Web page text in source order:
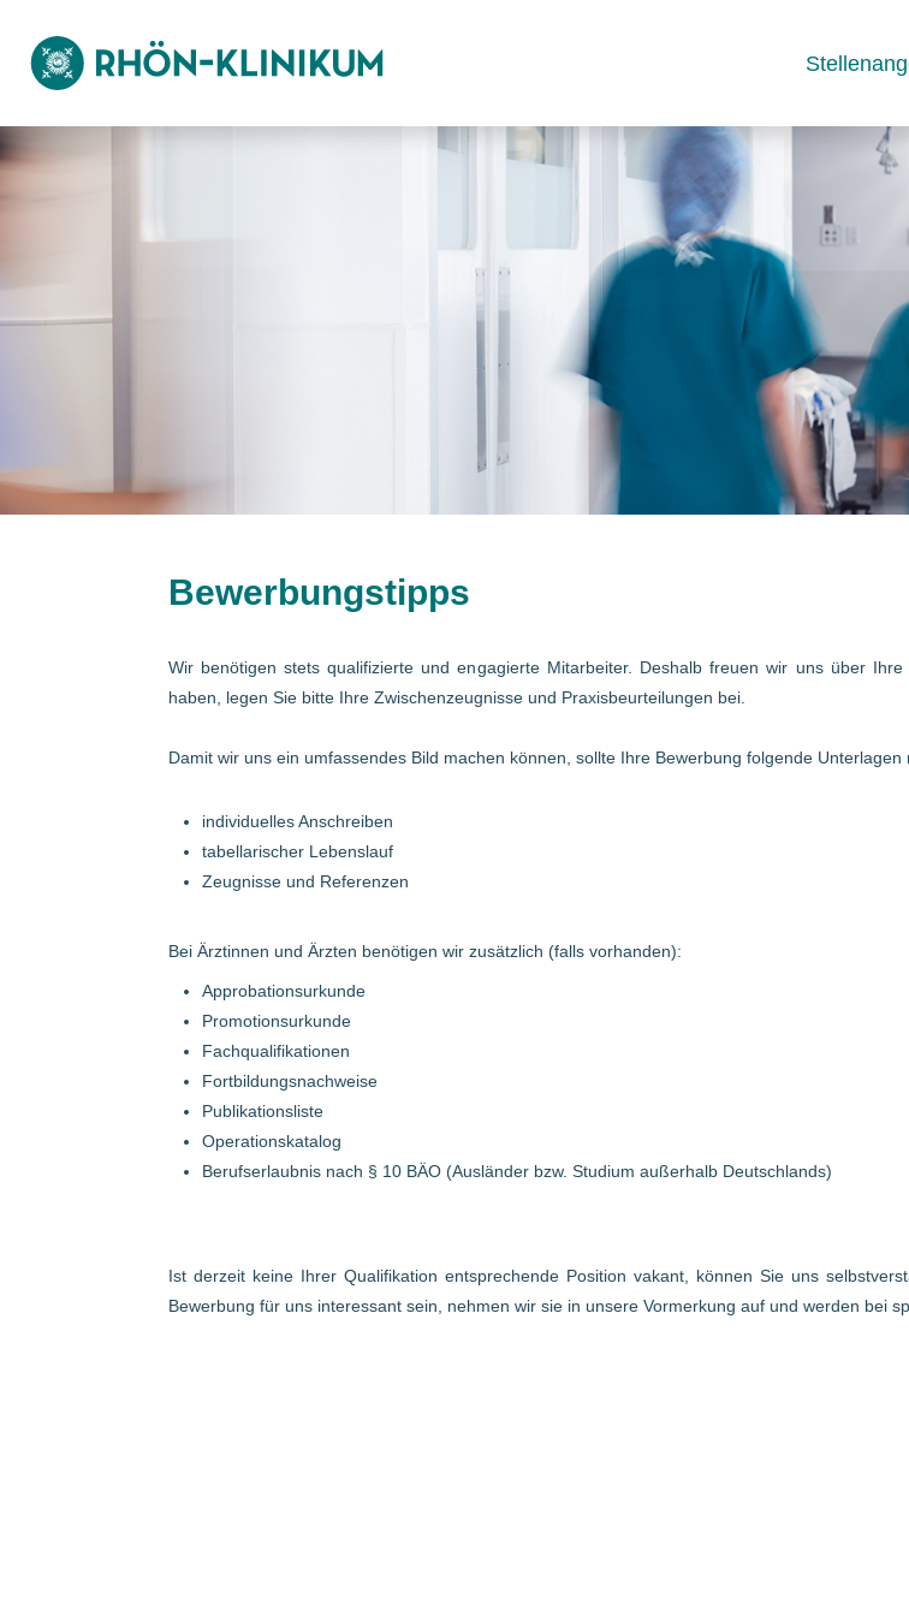
Bewerbungstipps
Wir benötigen stets qualifizierte und engagierte Mitarbeiter. Deshalb freuen wir uns über
haben, legen Sie bitte Ihre Zwischenzeugnisse und Praxisbeurteilungen bei.
Damit wir uns ein umfassendes Bild machen können, sollte Ihre Bewerbung folgende Unterlagen
individuelles Anschreiben
tabellarischer Lebenslauf
Zeugnisse und Referenzen
Bei Ärztinnen und Ärzten benötigen wir zusätzlich (falls vorhanden):
Approbationsurkunde
Promotionsurkunde
Fachqualifikationen
Fortbildungsnachweise
Publikationsliste
Operationskatalog
Berufserlaubnis nach § 10 BÄO (Ausländer bzw. Studium außerhalb Deutschlands)
Ist derzeit keine Ihrer Qualifikation entsprechende Position vakant, können Sie uns
Bewerbung für uns interessant sein, nehmen wir sie in unsere Vormerkung auf und werden bei